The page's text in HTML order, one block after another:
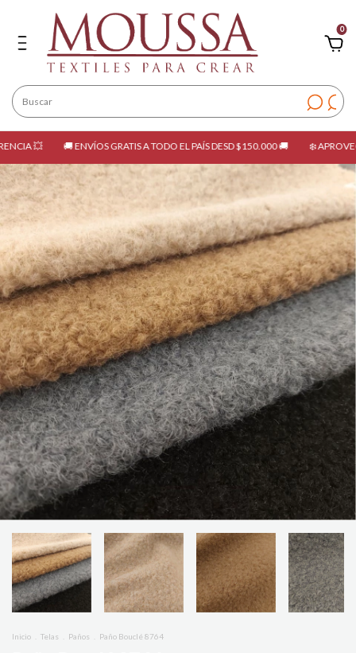
0
💥 🚚 ENVÍOS GRATIS A TODO EL PAÍS DESD $150.000 🚚 ❄️ APROVECHÁ
Inicio Telas Paños Paño Bouclé 8764